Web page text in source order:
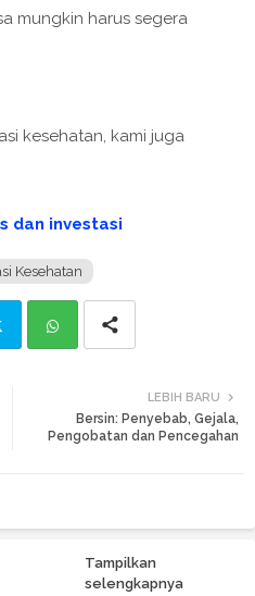
mungkin harus segera
kesehatan, kami juga
dan investasi
Kesehatan
LEBIH BARU
Bersin: Penyebab, Gejala,
Pengobatan dan Pencegahan
Tampilkan
selengkapnya